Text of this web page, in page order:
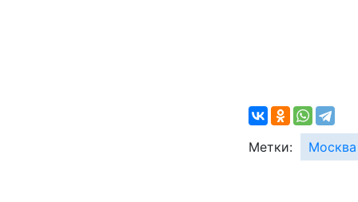
Метки: Москва